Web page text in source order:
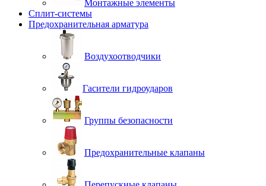
Монтажные элементы
Сплит-системы
Предохранительная арматура
Воздухоотводчики
Гасители гидроударов
Группы безопасности
Предохранительные клапаны